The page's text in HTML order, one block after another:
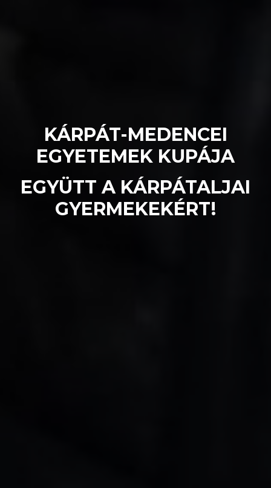
KÁRPÁT-MEDENCEI
EGYETEMEK KUPÁJA
EGYÜTT A KÁRPÁTALJAI
GYERMEKEKÉRT!